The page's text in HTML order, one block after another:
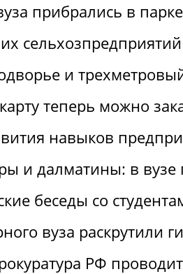
прибрались в
и
теперь можно
навыков
и далматины: в вузе
беседы со
вуза раскрутили
РФ